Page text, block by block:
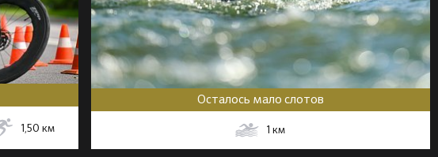
1,50км
Осталось мало слотов
1км